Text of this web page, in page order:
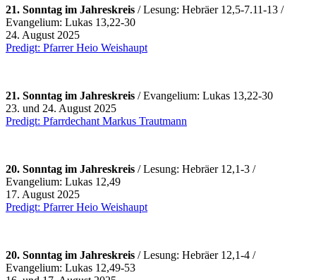
21. Sonntag im Jahreskreis / Lesung: Hebräer 12,5-7.11-13 /
Evangelium: Lukas 13,22-30
24. August 2025
Predigt: Pfarrer Heio Weishaupt
21. Sonntag im Jahreskreis / Evangelium: Lukas 13,22-30
23. und 24. August 2025
Predigt: Pfarrdechant Markus Trautmann
20. Sonntag im Jahreskreis / Lesung: Hebräer 12,1-3 /
Evangelium: Lukas 12,49
17. August 2025
Predigt: Pfarrer Heio Weishaupt
20. Sonntag im Jahreskreis / Lesung: Hebräer 12,1-4 /
Evangelium: Lukas 12,49-53